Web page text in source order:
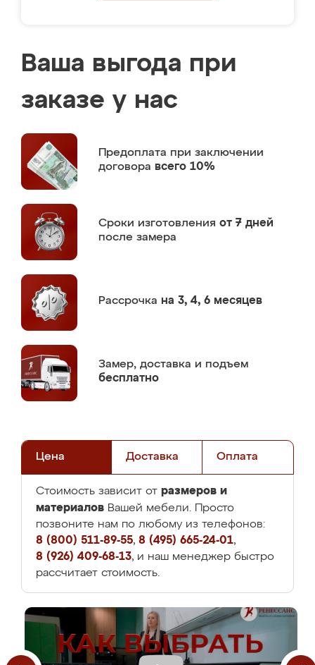
Ваша выгода при
заказе у нас
Предоплата при заключении
договора всего 10%
Сроки изготовления от 7 дней
после замера
Рассрочка на 3, 4, 6 месяцев
Замер, доставка и подъем
бесплатно
Цена Доставка Оплата
Стоимость зависит от размеров и
материалов Вашей мебели. Просто
позвоните нам по любому из телефонов:
8 (800) 511-89-55, 8 (495) 665-24-01,
8 (926) 409-68-13, и наш менеджер быстро
рассчитает стоимость.